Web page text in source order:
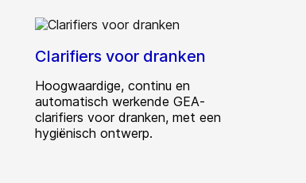
Clarifiers voor dranken
Hoogwaardige, continu en
automatisch werkende GEA-
clarifiers voor dranken, met een
hygiënisch ontwerp.